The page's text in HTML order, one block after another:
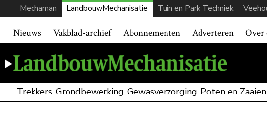
Mechaman LandbouwMechanisatie Tuin en Park Techniek
Nieuws Vakblad-archief Abonnementen Adverteren Over
Trekkers Grondbewerking Gewasverzorging Poten en Zaaien